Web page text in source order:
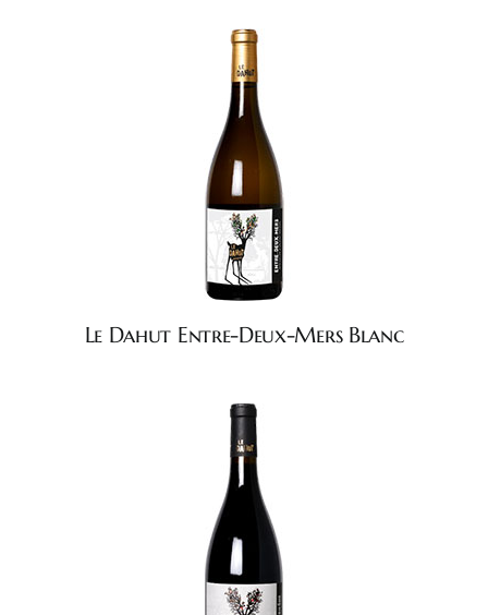
Le Dahut Entre-Deux-Mers Blanc